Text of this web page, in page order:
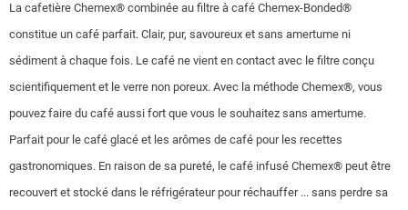
La cafetière Chemex® combinée au filtre à café Chemex-Bonded®
constitue un café parfait. Clair, pur, savoureux et sans amertume ni
sédiment à chaque fois. Le café ne vient en contact avec le filtre conçu
scientifiquement et le verre non poreux. Avec la méthode Chemex®, vous
pouvez faire du café aussi fort que vous le souhaitez sans amertume.
Parfait pour le café glacé et les arômes de café pour les recettes
gastronomiques. En raison de sa pureté, le café infusé Chemex® peut être
recouvert et stocké dans le réfrigérateur pour réchauffer ... sans perdre sa